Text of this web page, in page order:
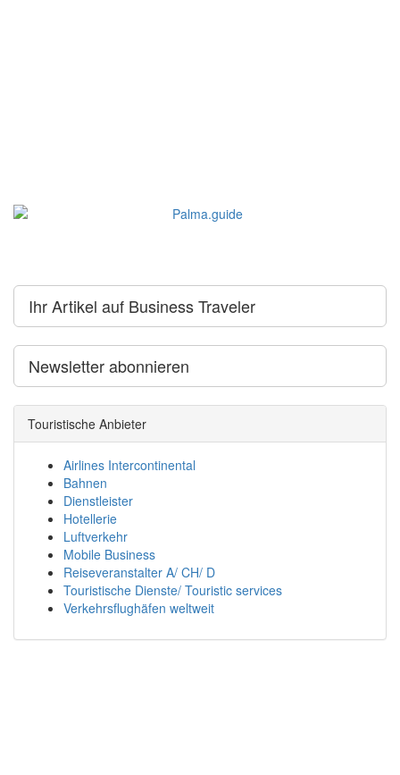
Ihr Artikel auf Business Traveler
Newsletter abonnieren
Touristische Anbieter
Airlines Intercontinental
Bahnen
Dienstleister
Hotellerie
Luftverkehr
Mobile Business
Reiseveranstalter A/ CH/ D
Touristische Dienste/ Touristic services
Verkehrsflughäfen weltweit